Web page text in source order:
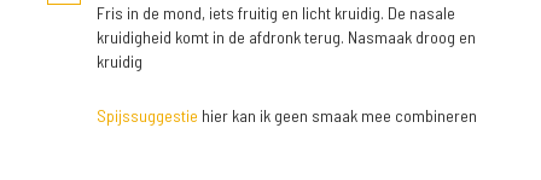
Fris in de mond, iets fruitig en licht kruidig. De nasale
kruidigheid komt in de afdronk terug. Nasmaak droog en
kruidig
Spijssuggestie hier kan ik geen smaak mee combineren